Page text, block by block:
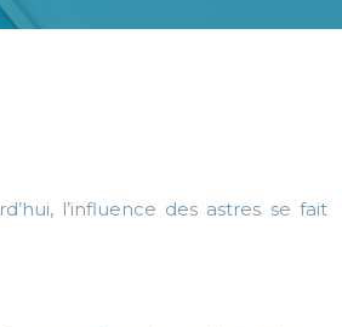
l’influence des astres se fait